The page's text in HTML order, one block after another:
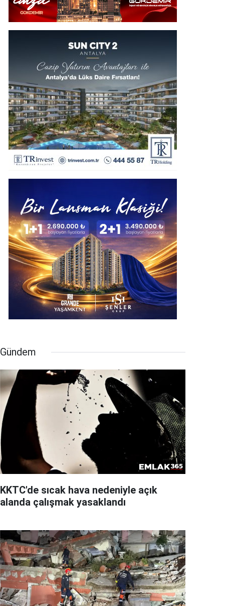
Gündem
KKTC'de sıcak hava nedeniyle açık
alanda çalışmak yasaklandı